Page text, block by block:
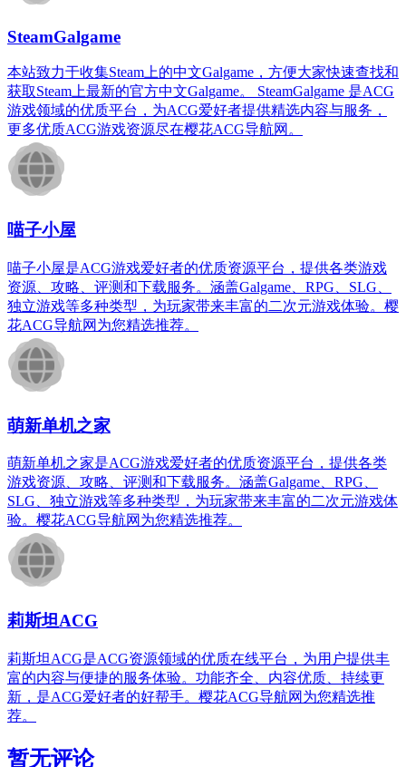
SteamGalgame
本站致力于收集Steam上的中文Galgame，方便大家快速查找和
获取Steam上最新的官方中文Galgame。 SteamGalgame 是ACG
游戏领域的优质平台，为ACG爱好者提供精选内容与服务，
更多优质ACG游戏资源尽在樱花ACG导航网。
喵子小屋
喵子小屋是ACG游戏爱好者的优质资源平台，提供各类游戏
资源、攻略、评测和下载服务。涵盖Galgame、RPG、SLG、
独立游戏等多种类型，为玩家带来丰富的二次元游戏体验。樱
花ACG导航网为您精选推荐。
萌新单机之家
萌新单机之家是ACG游戏爱好者的优质资源平台，提供各类
游戏资源、攻略、评测和下载服务。涵盖Galgame、RPG、
SLG、独立游戏等多种类型，为玩家带来丰富的二次元游戏体
验。樱花ACG导航网为您精选推荐。
莉斯坦ACG
莉斯坦ACG是ACG资源领域的优质在线平台，为用户提供丰
富的内容与便捷的服务体验。功能齐全、内容优质、持续更
新，是ACG爱好者的好帮手。樱花ACG导航网为您精选推
荐。
暂无评论